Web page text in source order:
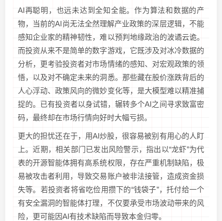
AI再聪明，也远未达到全知全能。作为算法和数据的产
物，当前的AI尚无法全然理解产业政策的深层逻辑，不能
感知企业家的精神韧性，难以预判地缘政治的波谲云诡。
而投资从来不是简单的数字游戏，它既涉及对冰冷数据的
分析，更考验投资者对市场情绪的感知、对宏观政策的领
悟，以及对不确定未来的洞悉。那些藏在股价涨跌背后的
人心浮动、政策风向的微妙变化等，是大模型难以精准捕
捉的。已有投资者以身试错，辗转多个AI之间寻求致富密
码，最终却在市场行情向好时大幅亏损。
更大的担忧还在于，用AI炒股，很容易被别有用心的人盯
上。近期，相关部门已发出风险警示，指出以“龙虾”为代
表的开源智能体拥有高系统权限，存在严重机制缺陷，极
易被攻击者利用，导致交易账户被非法接管，造成资金损
失等。若投资者将省吃俭用攒下的“钱袋子”，托付给一个
有安全漏洞的智能体打理，不仅要承受市场波动带来的风
险，更可能因AI有技术缺陷而导致本金归零。